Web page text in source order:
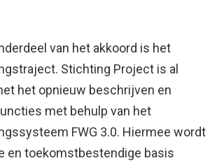
van het akkoord is het
Stichting Project is al
het opnieuw beschrijven en
met behulp van het
FWG 3.0. Hiermee wordt
en toekomstbestendige basis